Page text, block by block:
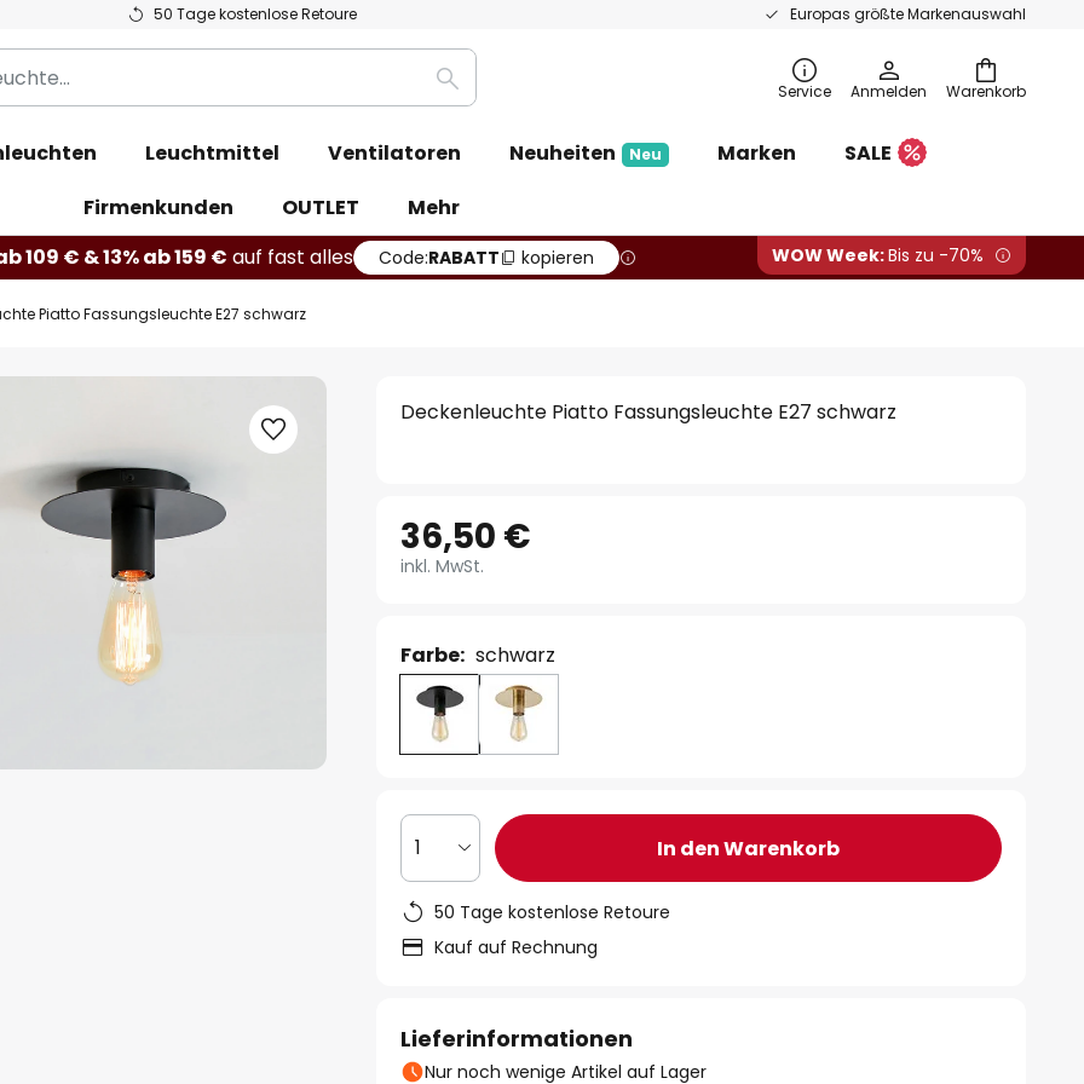
50 Tage kostenlose Retoure Europas größte Markenauswahl
Warenkorb
Suche Service Anmelden
Leuchtmittel Ventilatoren Neuheiten Neu Marken
SALE
Firmenkunden
OUTLET
Mehr
109 € & 13% ab 159 € auf fast alles Code:RABATT kopieren WOW Week:Bis zu -70%
Piatto Fassungsleuchte E27 schwarz
Deckenleuchte Piatto Fassungsleuchte E27 schwarz
36,50 €
inkl. MwSt.
Farbe: schwarz
1 In den Warenkorb
50 Tage kostenlose Retoure
Kauf auf Rechnung
Lieferinformationen
Nur noch wenige Artikel auf Lager